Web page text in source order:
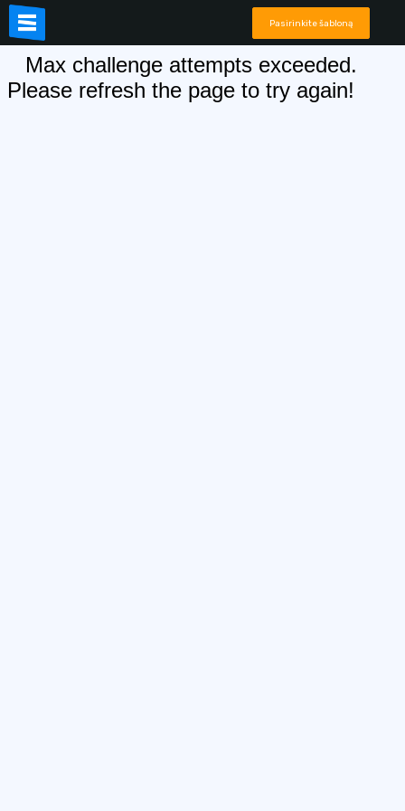
Pasirinkite šabloną